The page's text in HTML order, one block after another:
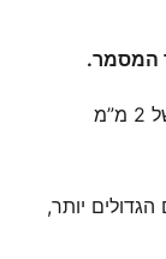
המסמר.
לדוגמא: מסמר 2X30, הינו מסמר בעובי של 2 מ”מ
יותר,